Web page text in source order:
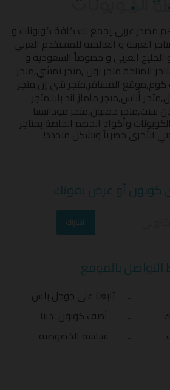
مصدر عربي يجمع لك كافة كوبونات و
العربية و العالمية للمستخدم العربي
العربي و خصوصاً السعودية و
المتاحة متجر نون ,متجر نمشي,متجر
كوم,موقع المسافر,متجر شي إن,متجر
,متجر أناس,متجر ماماز اند بابا,متجر
سنت,متجر جملون,متجر مودانيسا
وأكواد الخصم الخاصة بمتاجر
الأخرى حصرياً وبشكل متجدد!
كوبون أو عرض يفوتك
اشتراك
التواصل بالموقع
تابعنا على جوجل بلس
أضف كوبون لدينا
سياسة الخصوصية